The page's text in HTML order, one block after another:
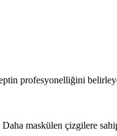
profesyonelliğini
maskülen çizgilere